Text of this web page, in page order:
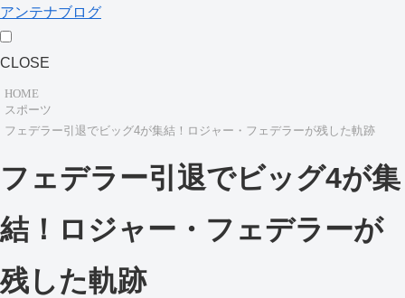
アンテナブログ
CLOSE
HOME
スポーツ
フェデラー引退でビッグ4が集結！ロジャー・フェデラーが残した軌跡
フェデラー引退でビッグ4が集
結！ロジャー・フェデラーが
残した軌跡